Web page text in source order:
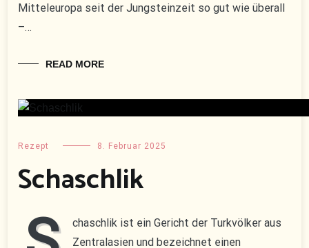
Mitteleuropa seit der Jungsteinzeit so gut wie überall
–…
READ MORE
Rezept 8. Februar 2025
Schaschlik
chaschlik ist ein Gericht der Turkvölker aus
Zentralasien und bezeichnet einen